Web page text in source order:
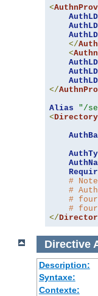
<
</
<
</
Alias
"/
<Directory
#
#
#
#
</
Directive
Description:
Syntaxe:
Contexte: